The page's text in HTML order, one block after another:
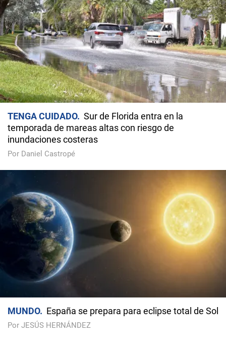
TENGA CUIDADO
Sur de Florida entra en la
temporada de mareas altas con riesgo de
inundaciones costeras
Por Daniel Castropé
MUNDO España se prepara para eclipse total de Sol
Por JESÚS HERNÁNDEZ